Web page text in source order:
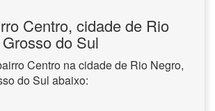
Centro, cidade de Rio
do Sul
Centro na cidade de Rio Negro,
do Sul abaixo: